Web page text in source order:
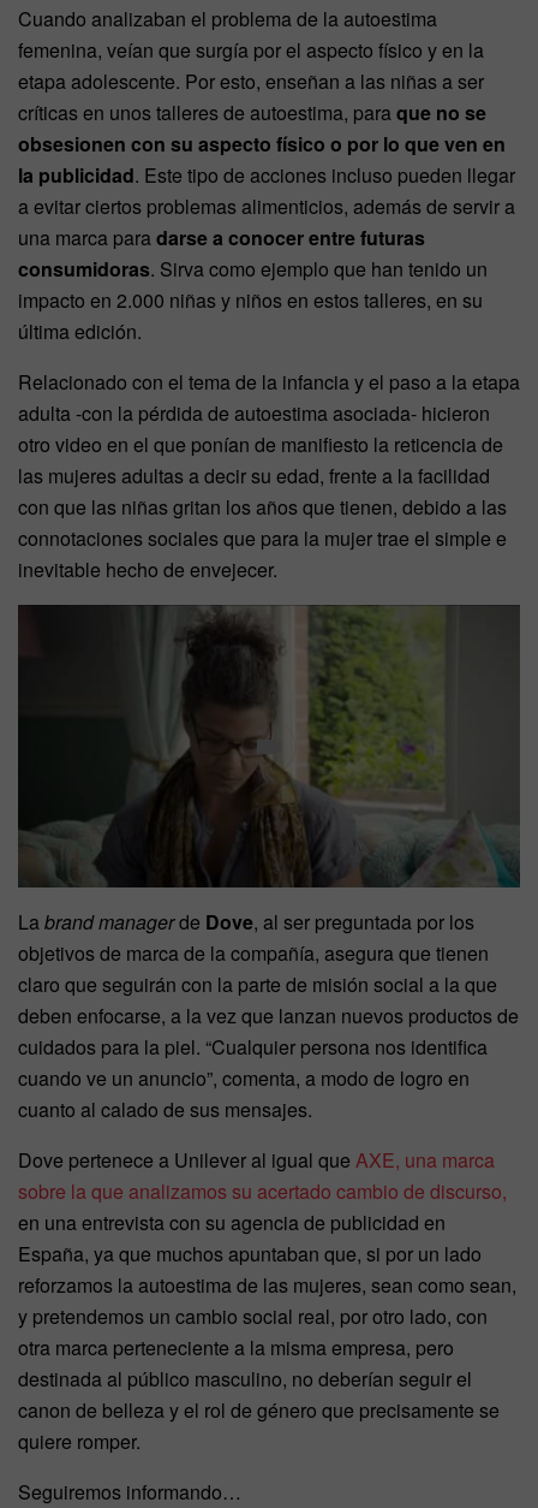
Cuando analizaban el problema de la autoestima
femenina, veían que surgía por el aspecto físico y en la
etapa adolescente. Por esto, enseñan a las niñas a ser
críticas en unos talleres de autoestima, paraque no se
obsesionen con su aspecto físico o por lo que ven en
la publicidad. Este tipo de acciones incluso pueden llegar
a evitar ciertos problemas alimenticios, además de servir a
una marca paradarse a conocer entre futuras
consumidoras. Sirva como ejemplo que han tenido un
impacto en 2.000 niñas y niños en estos talleres, en su
última edición.
Relacionado con el tema de la infancia y el paso a la etapa
adulta -con la pérdida de autoestima asociada- hicieron
otro video en el que ponían de manifiesto la reticencia de
las mujeres adultas a decir su edad, frente a la facilidad
con que las niñas gritan los años que tienen, debido a las
connotaciones sociales que para la mujer trae el simple e
inevitable hecho de envejecer.
Labrand managerde Dove, al ser preguntada por los
objetivos de marca de la compañía, asegura que tienen
claro que seguirán con la parte de misión social a la que
deben enfocarse, a la vez que lanzan nuevos productos de
cuidados para la piel. “Cualquier persona nos identifica
cuando ve un anuncio”, comenta, a modo de logro en
cuanto al calado de sus mensajes.
Dove pertenece a Unilever al igual que AXE, una marca
sobre la que analizamos su acertado cambio de discurso,
en una entrevista con su agencia de publicidad en
España, ya que muchos apuntaban que, si por un lado
reforzamos la autoestima de las mujeres, sean como sean,
y pretendemos un cambio social real, por otro lado, con
otra marca perteneciente a la misma empresa, pero
destinada al público masculino, no deberían seguir el
canon de belleza y el rol de género que precisamente se
quiere romper.
Seguiremos informando…